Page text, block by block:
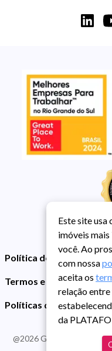
Política de Privacidade
Termos e Condições de
Políticas de Cookies
@2026Guarida Imóvel.
Este site
imóveis
você. Ao
com nossa
aceita os
relação entre
da